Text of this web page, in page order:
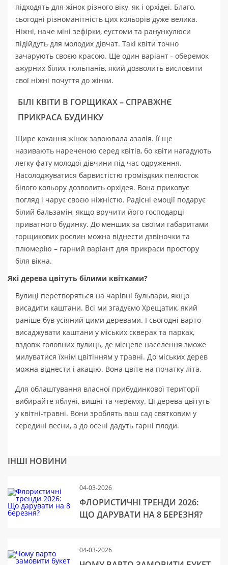
підходять для жінок різного віку, як і орхідеї. Благо,
сьогодні різноманітність цих кольорів дуже велика.
Ніжні, наче міні зефірки, еустоми та ранункулюси
підійдуть для молодих дівчат. Такі квіти точно
зачарують своєю красою. Ще один варіант - оберемок
ажурних білих тюльпанів, який дозволить висловити
свої ніжні почуття до жінки.
БІЛІ КВІТИ В ГОРЩИКАХ – СПРАВЖНЄ
ПРИКРАСА БУДИНКУ
Щире кохання жінок завоювала азалія. Її ще
називають нареченою серед квітів, бо квіти нагадують
легку фату молодої дівчини під час одруження.
Насолоджуватися барвистістю громіздких пелюсток
білого кольору дозволить орхідея. Вона приковує
погляд і чарує своєю ніжністю. Радісні емоції подарує
білий бальзамін, якщо вручити його господарці
приватного будинку. До менших за своїми габаритами
горщикових рослин можна віднести дзвіночки та
плюмерію – гарний варіант для прикраси простору
біля вікна.
Які дерева цвітуть білими квітками?
Вулиці перетворяться на чарівні бульвари, якщо
висадити каштани. Всі ми згадуємо Хрещатик, який
раніше був усіяний цими деревами. І сьогодні варто
висаджувати каштани у міських скверах та парках,
вздовж головних вулиць, де місцеве населення зможе
милуватися їхнім цвітінням у травні. До міських дерев
можна віднести і акацію. Вона цвіте на початку літа.
Для облаштування власної прибудинкової території
вибирайте яблуні, вишні та черемху. Ці дерева цвітуть
у квітні-травні. Вони зроблять ваш сад святковим у
середині весни, а до осені дадуть гарні плоди.
ІНШІ НОВИНИ
04-03-2026
ФЛОРИСТИЧНІ ТРЕНДИ 2026:
ЩО ДАРУВАТИ НА 8 БЕРЕЗНЯ?
04-03-2026